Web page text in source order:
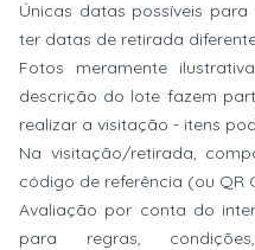
Únicas datas possíveis
ter datas de retirada
Fotos meramente
descrição do lote fazem
realizar a visitação - itens
Na visitação/retirada,
código de referência (ou QR
Avaliação por conta do
para regras,